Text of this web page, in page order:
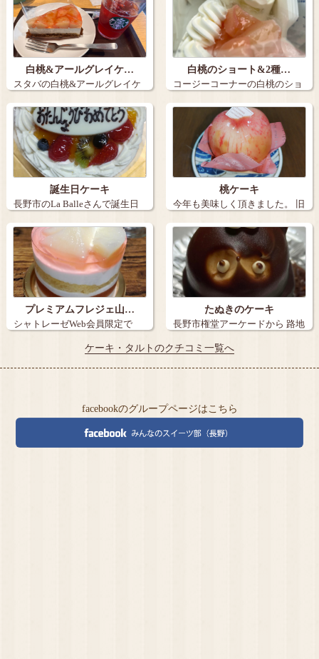
白桃&アールグレイケ…
スタバの白桃&アールグレイケ
ーキとアイス…
白桃のショート&2種…
コージーコーナーの白桃のショ
ートと2種の…
誕生日ケーキ
長野市のLa Balleさんで誕生日
ケー…
桃ケーキ
今年も美味しく頂きました。 旧
丸子の【…
プレミアムフレジェ山…
シャトレーゼWeb会員限定で
たぬきのケーキ
長野市権堂アーケードから 路地
ケーキ・タルトのクチコミ一覧へ
facebookのグループページはこちら